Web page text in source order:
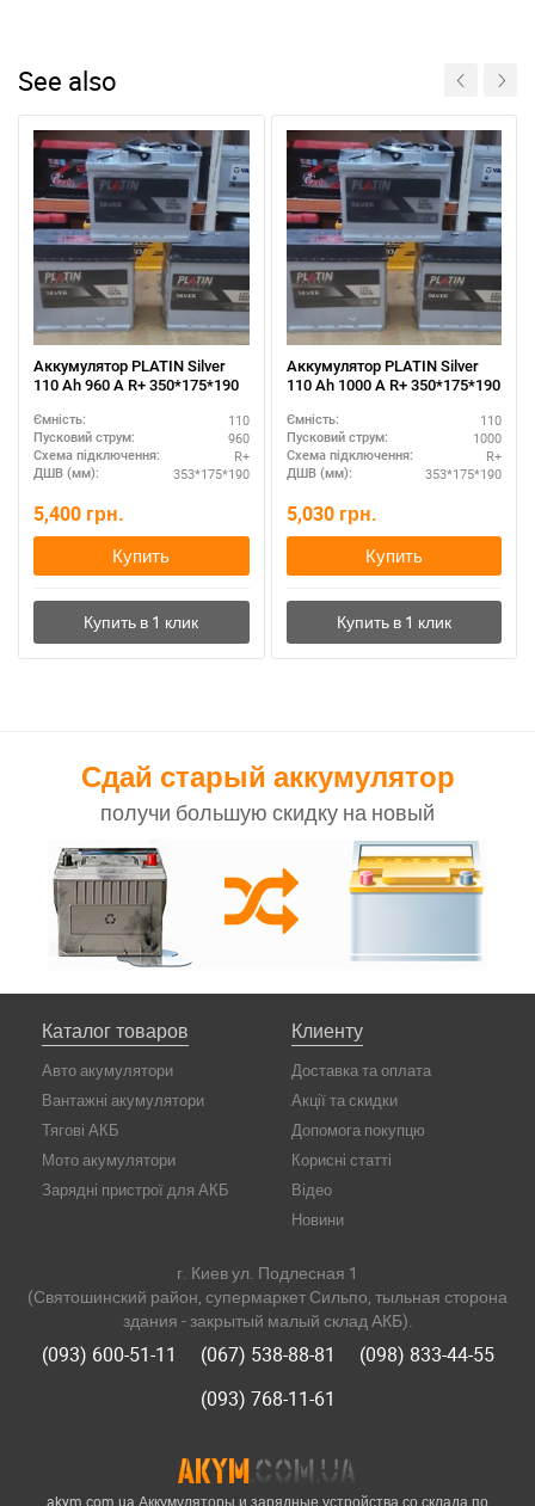
See also
Аккумулятор PLATIN Silver
110 Ah 960 A R+ 350*175*190
Ємність: 110
Пусковий струм: 960
Схема підключення: R+
ДШВ (мм): 353*175*190
5,400 грн.
Купить
Аккумулятор PLATIN Silver
110 Ah 1000 A R+ 350*175*190
Ємність: 110
Пусковий струм: 1000
Схема підключення: R+
ДШВ (мм): 353*175*190
5,030 грн.
Купить
Сдай старый аккумулятор
получи большую скидку на новый
akym.com.ua Аккумуляторы и зарядные устройства со склада по
Каталог товаров
Авто акумулятори
Вантажні акумулятори
Тягові АКБ
Мото акумулятори
Зарядні пристрої для АКБ
Клиенту
Доставка та оплата
Акції та скидки
Допомога покупцю
Корисні статті
Відео
Новини
г. Киев ул. Подлесная 1
(Святошинский район, супермаркет Сильпо, тыльная сторона
здания - закрытый малый склад АКБ).
(093) 600-51-11 (067) 538-88-81
(098) 833-44-55
(093) 768-11-61